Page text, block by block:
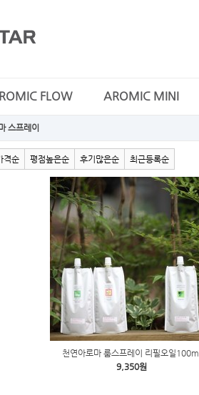
FLOW AROMIC MINI
스프레이
격순 평점높은순 후기많은순 최근등록순
천연아로마 룸스프레이 리필오일100ml
9,350원